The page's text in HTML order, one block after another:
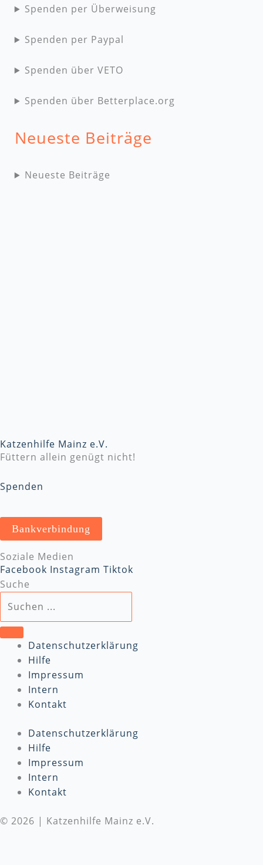
Spenden per Überweisung
Spenden per Paypal
Spenden über VETO
Spenden über Betterplace.org
Neueste Beiträge
Neueste Beiträge
Katzenhilfe Mainz e.V.
Füttern allein genügt nicht!
Spenden
Bankverbindung
Soziale Medien
Facebook Instagram Tiktok
Suche
Datenschutzerklärung
Hilfe
Impressum
Intern
Kontakt
Datenschutzerklärung
Hilfe
Impressum
Intern
Kontakt
© 2026 | Katzenhilfe Mainz e.V.